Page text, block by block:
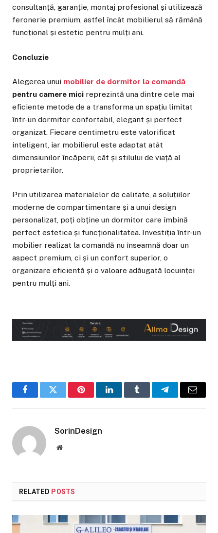
consultanță, garanție, montaj profesional și utilizează
feronerie premium, astfel încât mobilierul să rămână
funcțional și estetic pentru mulți ani.
Concluzie
Alegerea unui mobilier de dormitor la comandă
pentru camere mici reprezintă una dintre cele mai
eficiente metode de a transforma un spațiu limitat
într-un dormitor confortabil, elegant și perfect
organizat. Fiecare centimetru este valorificat
inteligent, iar mobilierul este adaptat atât
dimensiunilor încăperii, cât și stilului de viață al
proprietarilor.
Prin utilizarea materialelor de calitate, a soluțiilor
moderne de compartimentare și a unui design
personalizat, poți obține un dormitor care îmbină
perfect estetica și funcționalitatea. Investiția într-un
mobilier realizat la comandă nu înseamnă doar un
aspect premium, ci și un confort superior, o
organizare eficientă și o valoare adăugată locuinței
pentru mulți ani.
FacebookTwitter PinterestLinkedInTumblr TelegramEmail
SorinDesign
Website
RELATED POSTS